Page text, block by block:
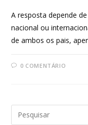
A resposta depende
nacional ou
de ambos os pais,
0 COMENTÁRIO